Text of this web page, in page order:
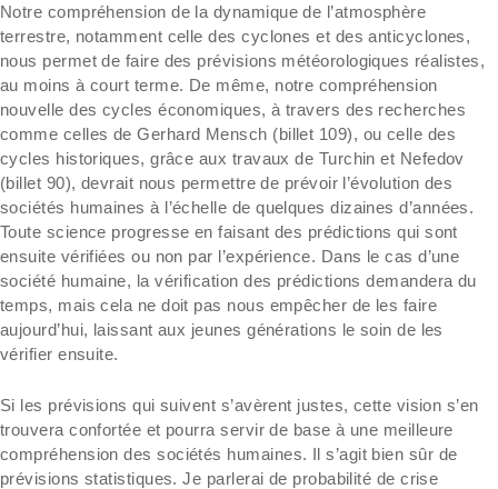
Notre compréhension de la dynamique de l’atmosphère
terrestre, notamment celle des cyclones et des anticyclones,
nous permet de faire des prévisions météorologiques réalistes,
au moins à court terme. De même, notre compréhension
nouvelle des cycles économiques, à travers des recherches
comme celles de Gerhard Mensch (billet 109), ou celle des
cycles historiques, grâce aux travaux de Turchin et Nefedov
(billet 90), devrait nous permettre de prévoir l’évolution des
sociétés humaines à l’échelle de quelques dizaines d’années.
Toute science progresse en faisant des prédictions qui sont
ensuite vérifiées ou non par l’expérience. Dans le cas d’une
société humaine, la vérification des prédictions demandera du
temps, mais cela ne doit pas nous empêcher de les faire
aujourd’hui, laissant aux jeunes générations le soin de les
vérifier ensuite.
Si les prévisions qui suivent s’avèrent justes, cette vision s’en
trouvera confortée et pourra servir de base à une meilleure
compréhension des sociétés humaines. Il s’agit bien sûr de
prévisions statistiques. Je parlerai de probabilité de crise